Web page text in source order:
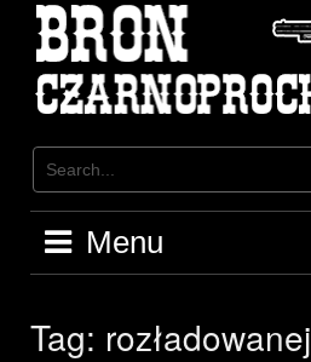
content
Menu
Tag: rozładowanej